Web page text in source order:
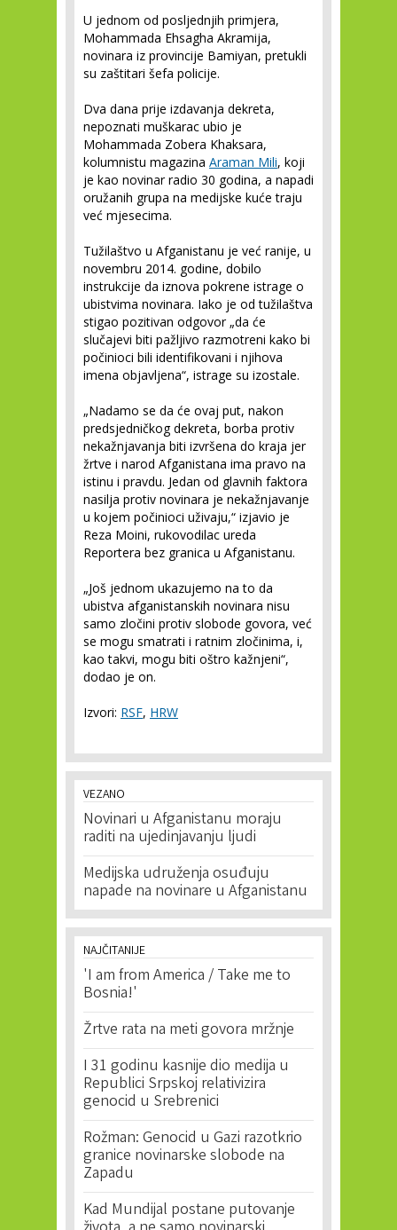
U jednom od posljednjih primjera,
Mohammada Ehsagha Akramija,
novinara iz provincije Bamiyan, pretukli
su zaštitari šefa policije.
Dva dana prije izdavanja dekreta,
nepoznati muškarac ubio je
Mohammada Zobera Khaksara,
kolumnistu magazina Araman Mili, koji
je kao novinar radio 30 godina, a napadi
oružanih grupa na medijske kuće traju
već mjesecima.
Tužilaštvo u Afganistanu je već ranije, u
novembru 2014. godine, dobilo
instrukcije da iznova pokrene istrage o
ubistvima novinara. Iako je od tužilaštva
stigao pozitivan odgovor „da će
slučajevi biti pažljivo razmotreni kako bi
počinioci bili identifikovani i njihova
imena objavljena“, istrage su izostale.
„Nadamo se da će ovaj put, nakon
predsjedničkog dekreta, borba protiv
nekažnjavanja biti izvršena do kraja jer
žrtve i narod Afganistana ima pravo na
istinu i pravdu. Jedan od glavnih faktora
nasilja protiv novinara je nekažnjavanje
u kojem počinioci uživaju,“ izjavio je
Reza Moini, rukovodilac ureda
Reportera bez granica u Afganistanu.
„Još jednom ukazujemo na to da
ubistva afganistanskih novinara nisu
samo zločini protiv slobode govora, već
se mogu smatrati i ratnim zločinima, i,
kao takvi, mogu biti oštro kažnjeni“,
dodao je on.
Izvori: RSF, HRW
VEZANO
Novinari u Afganistanu moraju
raditi na ujedinjavanju ljudi
Medijska udruženja osuđuju
napade na novinare u Afganistanu
NAJČITANIJE
'I am from America / Take me to
Bosnia!'
Žrtve rata na meti govora mržnje
I 31 godinu kasnije dio medija u
Republici Srpskoj relativizira
genocid u Srebrenici
Rožman: Genocid u Gazi razotkrio
granice novinarske slobode na
Zapadu
Kad Mundijal postane putovanje